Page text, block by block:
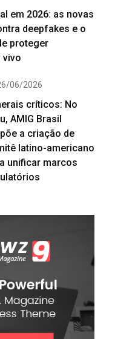
em 2026: as novas
deepfakes e o
proteger
vivo
06/2026
críticos: No
AMIG Brasil
a criação de
latino-americano
unificar marcos